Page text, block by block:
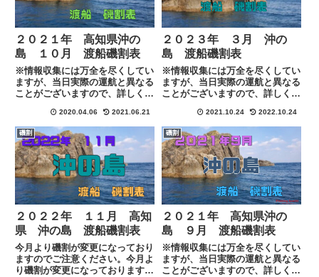
２０２１年 高知県沖の
島 １０月 渡船磯割表
※情報収集には万全を尽くしてい
ますが、当日実際の運航と異なる
ことがございますので、詳しくは
先にて直接ご確認お願い致しま
す。
MafRakutenWidgetParam=funct
ion() { return{ s...
2020.04.06 2021.06.21
２０２３年 ３月 沖の
島 渡船磯割表
※情報収集には万全を尽くしてい
ますが、当日実際の運航と異なる
ことがございますので、詳しくは
先にて直接ご確認お願い致しま
す。
2021.10.24 2022.10.24
磯割
２０２２年 １１月 高知
県 沖の島 渡船磯割表
今月より磯割が変更になっており
ますのでご注意ください。今月よ
り磯割が変更になっておりますの
磯割
２０２１年 高知県沖の
島 ９月 渡船磯割表
※情報収集には万全を尽くしてい
ますが、当日実際の運航と異なる
ことがございますので、詳しくは